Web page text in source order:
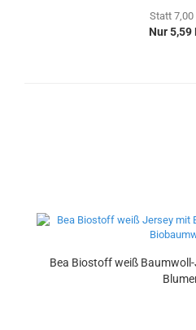
Statt 7,00
Nur 5,59
Bea Biostoff weiß